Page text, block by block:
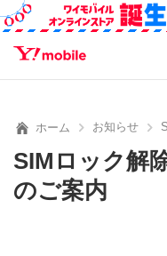
SEARCH
ホーム お知らせ
SIMロック解
のご案内